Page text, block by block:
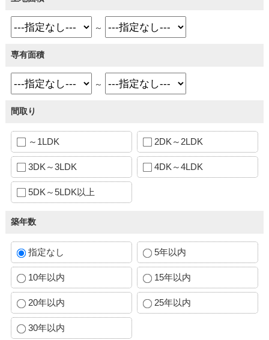
～
専有面積
～
間取り
～1LDK 2DK～2LDK
3DK～3LDK 4DK～4LDK
5DK～5LDK以上
築年数
指定なし 5年以内
10年以内 15年以内
20年以内 25年以内
30年以内